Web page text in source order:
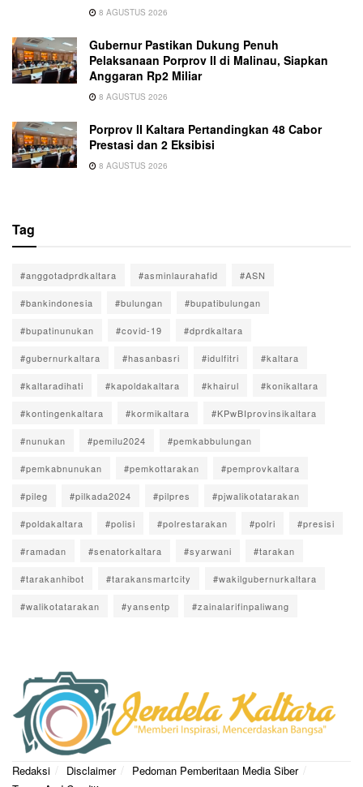
8 AGUSTUS 2026
Gubernur Pastikan Dukung Penuh
Pelaksanaan Porprov II di Malinau, Siapkan
Anggaran Rp2 Miliar
8 AGUSTUS 2026
Porprov II Kaltara Pertandingkan 48 Cabor
Prestasi dan 2 Eksibisi
8 AGUSTUS 2026
Tag
#anggotadprdkaltara #asminlaurahafid #ASN
#bankindonesia #bulungan #bupatibulungan
#bupatinunukan #covid-19 #dprdkaltara
#gubernurkaltara #hasanbasri #idulfitri #kaltara
#kaltaradihati #kapoldakaltara #khairul #konikaltara
#kontingenkaltara #kormikaltara #KPwBIprovinsikaltara
#nunukan #pemilu2024 #pemkabbulungan
#pemkabnunukan #pemkottarakan #pemprovkaltara
#pileg #pilkada2024 #pilpres #pjwalikotatarakan
#poldakaltara #polisi #polrestarakan #polri #presisi
#ramadan #senatorkaltara #syarwani #tarakan
#tarakanhibot #tarakansmartcity #wakilgubernurkaltara
#walikotatarakan #yansentp #zainalarifinpaliwang
Redaksi Disclaimer
Pedoman Pemberitaan Media Siber